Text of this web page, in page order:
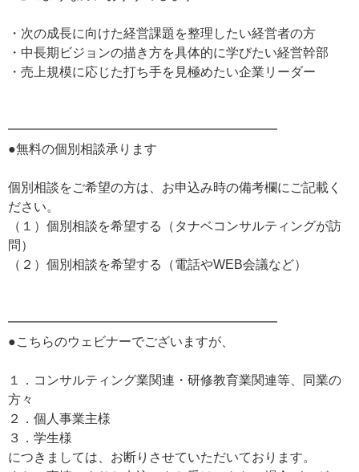
・次の成長に向けた経営課題を整理したい経営者の方
・中長期ビジョンの描き方を具体的に学びたい経営幹部
・売上規模に応じた打ち手を見極めたい企業リーダー
━━━━━━━━━━━━━━━━━━━━━
●無料の個別相談承ります
個別相談をご希望の方は、お申込み時の備考欄にご記載く
ださい。
（１）個別相談を希望する（タナベコンサルティングが訪
問）
（２）個別相談を希望する（電話やWEB会議など）
━━━━━━━━━━━━━━━━━━━━━
●こちらのウェビナーでございますが、
１．コンサルティング業関連・研修教育業関連等、同業の
方々
２．個人事業主様
３．学生様
につきましては、お断りさせていただいております。